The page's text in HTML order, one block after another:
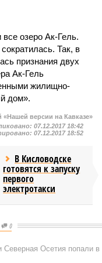
все озеро Ак-Гель.
Так, в
признания двух
Ак-Гель
жилищно-
дом».
«Нашей версии на Кавказе»
07.12.2017 18:42
07.12.2017 18:52
В Кисловодске
готовятся к запуску
первого
электротакси
0
Северная Осетия попали в